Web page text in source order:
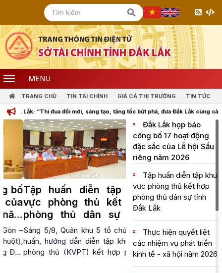
MENU
TRANG CHỦ TIN TÀI CHÍNH GIÁ CẢ THỊ TRƯỜNG TIN TỨC
đua đổi mới, sáng tạo, tăng tốc bứt phá, đưa Đắk Lắk cùng cả nước bước vào
Tập huấn diễn tập khu
vực phòng thủ kết hợp
phòng thủ dân sự tỉnh
Đắk Lắk
Sáng 5/8, Quân khu 5 tổ chức tập
huấn, hướng dẫn diễn tập khu vực
phòng thủ (KVPT) kết hợp phòng
Đắk Lắk họp báo
công bố 17 hoạt động
đặc sắc của Lễ hội Sầu
riêng năm 2026
Tập huấn diễn tập khu
vực phòng thủ kết hợp
phòng thủ dân sự tỉnh
Đắk Lắk
Thực hiện quyết liệt
các nhiệm vụ phát triển
kinh tế - xã hội năm 2026